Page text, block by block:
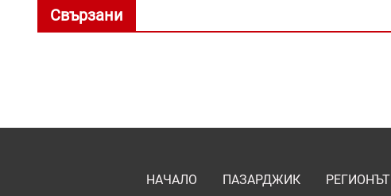
Свързани
НАЧАЛО ПАЗАРДЖИК РЕГИОНЪТ